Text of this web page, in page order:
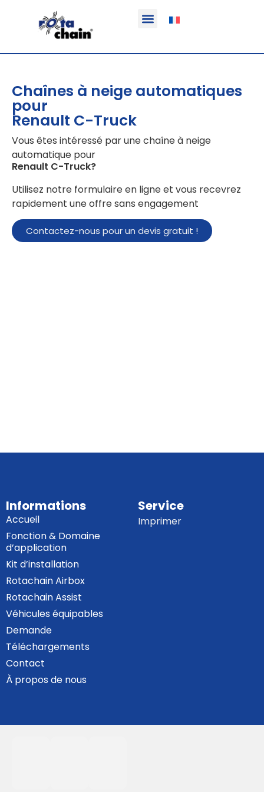
Chaînes à neige automatiques
pour
Renault C-Truck
Vous êtes intéressé par une chaîne à neige
automatique pour
Renault C-Truck?
Utilisez notre formulaire en ligne et vous recevrez
rapidement une offre sans engagement
Contactez-nous pour un devis gratuit !
Informations
Accueil
Fonction & Domaine
d’application
Kit d’installation
Rotachain Airbox
Rotachain Assist
Véhicules équipables
Demande
Téléchargements
Contact
À propos de nous
Service
Imprimer